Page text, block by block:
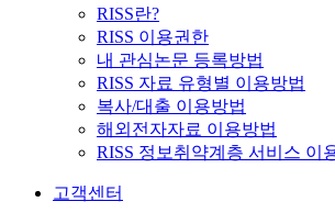
RISS란?
RISS 이용권한
내 관심논문 등록방법
RISS 자료 유형별 이용방법
복사/대출 이용방법
해외전자자료 이용방법
RISS 정보취약계층 서비스 이
고객센터